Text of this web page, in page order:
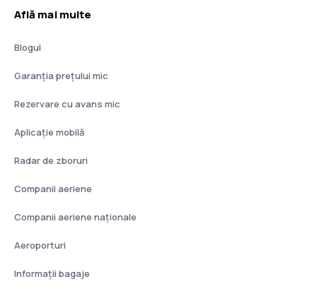
Află mai multe
Blogul
Garanția prețului mic
Rezervare cu avans mic
Aplicație mobilă
Radar de zboruri
Companii aeriene
Companii aeriene naţionale
Aeroporturi
Informații bagaje